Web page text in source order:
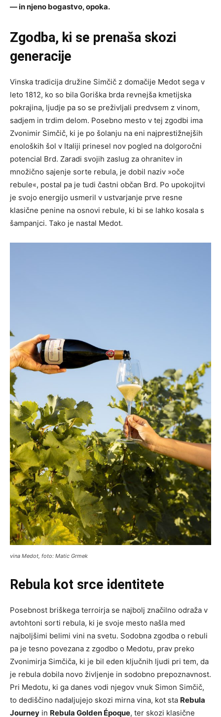
— in njeno bogastvo, opoka.
Zgodba, ki se prenaša skozi
generacije
Vinska tradicija družine Simčič z domačije Medot sega v
leto 1812, ko so bila Goriška brda revnejša kmetijska
pokrajina, ljudje pa so se preživljali predvsem z vinom,
sadjem in trdim delom. Posebno mesto v tej zgodbi ima
Zvonimir Simčič, ki je po šolanju na eni najprestižnejših
enoloških šol v Italiji prinesel nov pogled na dolgoročni
potencial Brd. Zaradi svojih zaslug za ohranitev in
množično sajenje sorte rebula, je dobil naziv »oče
rebule«, postal pa je tudi častni občan Brd. Po upokojitvi
je svojo energijo usmeril v ustvarjanje prve resne
klasične penine na osnovi rebule, ki bi se lahko kosala s
šampanjci. Tako je nastal Medot.
vina Medot, foto: Matic Grmek
Rebula kot srce identitete
Posebnost briškega terroirja se najbolj značilno odraža v
avtohtoni sorti rebula, ki je svoje mesto našla med
najboljšimi belimi vini na svetu. Sodobna zgodba o rebuli
pa je tesno povezana z zgodbo o Medotu, prav preko
Zvonimirja Simčiča, ki je bil eden ključnih ljudi pri tem, da
je rebula dobila novo življenje in sodobno prepoznavnost.
Pri Medotu, ki ga danes vodi njegov vnuk Simon Simčič,
to dediščino nadaljujejo skozi mirna vina, kot sta Rebula
Journey in Rebula Golden Époque, ter skozi klasične